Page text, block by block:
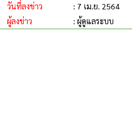
วันที่ลงข่าว
: 7 เม.ย. 2564
ผู้ลงข่าว
: ผู้ดูแลระบบ